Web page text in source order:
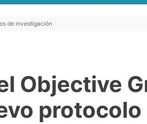
de investigación
Objective